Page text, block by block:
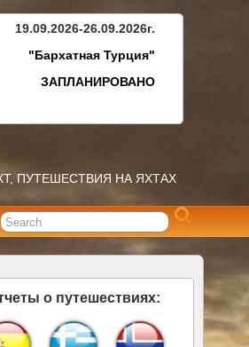
19.09.2026-26.09.2026г.
"Бархатная Турция"
ЗАПЛАНИРОВАНО
ПУТЕШЕСТВИЯ НА ЯХТАХ
о путешествиях: